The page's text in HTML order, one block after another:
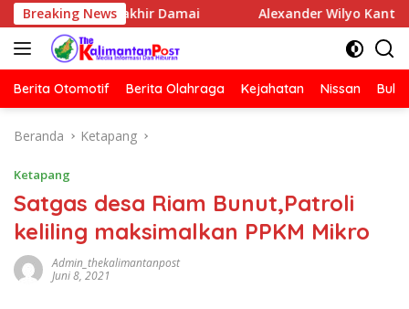
Langsung
ke
konten
Breaking News
Berakhir Damai Alexander Wilyo Kantongi SK
Berita Otomotif Berita Olahraga Kejahatan Nissan
Beranda Ketapang
Ketapang
Satgas desa Riam Bunut,Patroli
keliling maksimalkan PPKM Mikro
Admin_thekalimantanpost
Juni 8, 2021